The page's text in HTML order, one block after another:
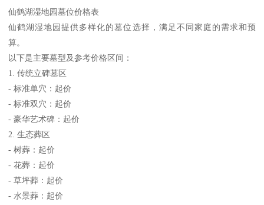
仙鹤湖湿地园墓位价格表
仙鹤湖湿地园提供多样化的墓位选择，满足不同家庭的需求和预
算。
以下是主要墓型及参考价格区间：
1. 传统立碑墓区
- 标准单穴：起价
- 标准双穴：起价
- 豪华艺术碑：起价
2. 生态葬区
- 树葬：起价
- 花葬：起价
- 草坪葬：起价
- 水景葬：起价